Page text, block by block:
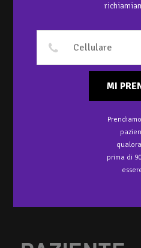
MI
prima di